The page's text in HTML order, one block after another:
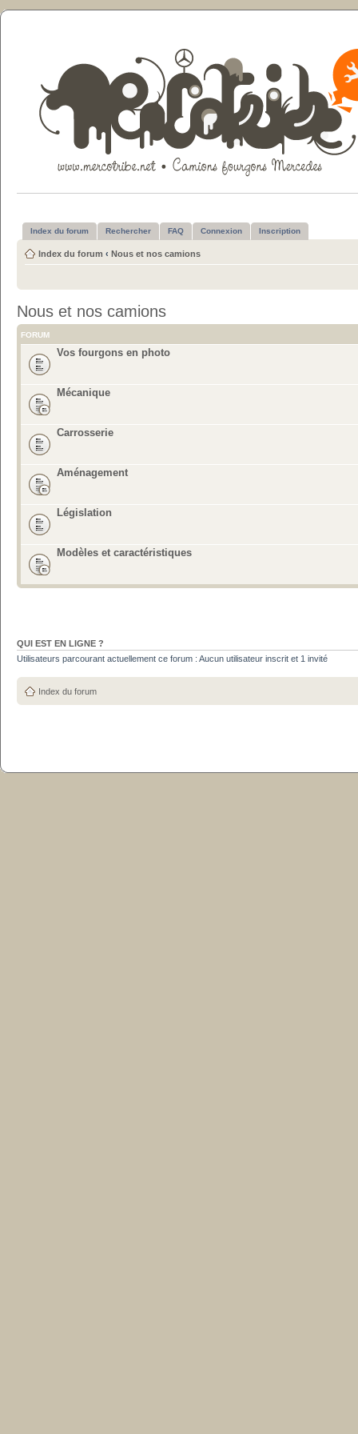
Index du forum Rechercher FAQ Connexion Inscription
Index du forum ‹ Nous et nos camions
Nous et nos camions
FORUM
Vos fourgons en photo
Mécanique
Carrosserie
Aménagement
Législation
Modèles et caractéristiques
QUI EST EN LIGNE ?
Utilisateurs parcourant actuellement ce forum : Aucun utilisateur inscrit et 1 invité
Index du forum